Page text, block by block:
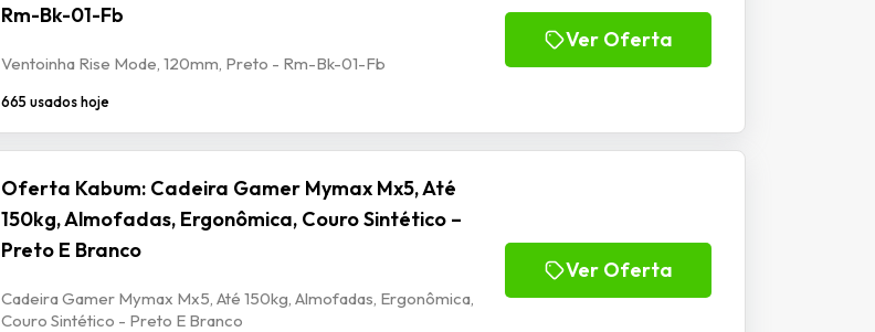
Rm-Bk-01-Fb
Ventoinha Rise Mode, 120mm, Preto - Rm-Bk-01-Fb
665 usados hoje
Ver Oferta
Oferta Kabum: Cadeira Gamer Mymax Mx5, Até
150kg, Almofadas, Ergonômica, Couro Sintético –
Preto E Branco
Cadeira Gamer Mymax Mx5, Até 150kg, Almofadas, Ergonômica,
Couro Sintético - Preto E Branco
Ver Oferta